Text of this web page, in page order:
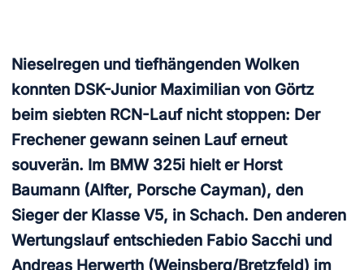
Nieselregen und tiefhängenden Wolken
konnten DSK-Junior Maximilian von Görtz
beim siebten RCN-Lauf nicht stoppen: Der
Frechener gewann seinen Lauf erneut
souverän. Im BMW 325i hielt er Horst
Baumann (Alfter, Porsche Cayman), den
Sieger der Klasse V5, in Schach. Den anderen
Wertungslauf entschieden Fabio Sacchi und
Andreas Herwerth (Weinsberg/Bretzfeld) im